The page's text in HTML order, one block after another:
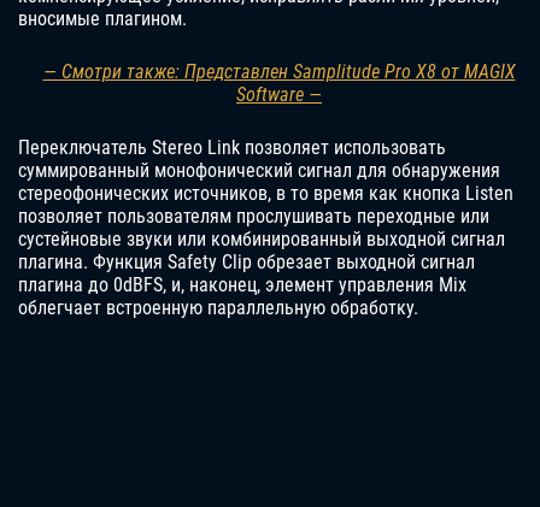
вносимые плагином.
— Смотри также: Представлен Samplitude Pro X8 от MAGIX
Software —
Переключатель Stereo Link позволяет использовать
суммированный монофонический сигнал для обнаружения
стереофонических источников, в то время как кнопка Listen
позволяет пользователям прослушивать переходные или
сустейновые звуки или комбинированный выходной сигнал
плагина. Функция Safety Clip обрезает выходной сигнал
плагина до 0dBFS, и, наконец, элемент управления Mix
облегчает встроенную параллельную обработку.